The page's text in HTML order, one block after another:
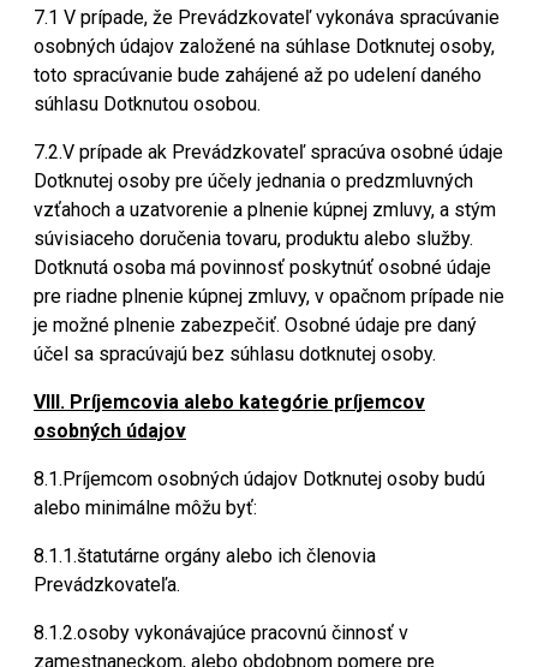
7.1 V prípade, že Prevádzkovateľ vykonáva spracúvanie
osobných údajov založené na súhlase Dotknutej osoby,
toto spracúvanie bude zahájené až po udelení daného
súhlasu Dotknutou osobou.
7.2.V prípade ak Prevádzkovateľ spracúva osobné údaje
Dotknutej osoby pre účely jednania o predzmluvných
vzťahoch a uzatvorenie a plnenie kúpnej zmluvy, a stým
súvisiaceho doručenia tovaru, produktu alebo služby.
Dotknutá osoba má povinnosť poskytnúť osobné údaje
pre riadne plnenie kúpnej zmluvy, v opačnom prípade nie
je možné plnenie zabezpečiť. Osobné údaje pre daný
účel sa spracúvajú bez súhlasu dotknutej osoby.
VIII. Príjemcovia alebo kategórie príjemcov
osobných údajov
8.1.Príjemcom osobných údajov Dotknutej osoby budú
alebo minimálne môžu byť:
8.1.1.štatutárne orgány alebo ich členovia
Prevádzkovateľa.
8.1.2.osoby vykonávajúce pracovnú činnosť v
zamestnaneckom, alebo obdobnom pomere pre